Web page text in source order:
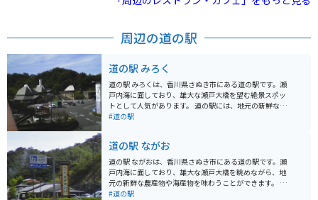
も魅力。バイクで訪れる場合は、県道沿いのワインディ
満喫しながら立ち寄るのに最適なグルメスポットです。
周辺の道の駅
道の駅 みろく
道の駅 みろくは、香川県さぬき市にある道の駅です。瀬
戸内海に面しており、雄大な瀬戸大橋を望む絶景スポッ
トとして人気があります。 道の駅には、地元の新鮮な野
菜や果物を販売する農産物直売所や、さぬきうどんをは
ンもあり、ドライブやツーリングの休憩スポットとして
最適です。 バイクで訪れる場合、道の駅には広々とした
駐車場が完備されているので安心です。瀬戸内海沿いの
道路は、景色が良く走りやすいので、ツーリングにもお
すすめです。 周辺には、四国八十八ヶ所霊場の第85番札
#道の駅
道の駅 ながお
道の駅 ながおは、香川県さぬき市にある道の駅です。瀬
戸内海に面しており、雄大な瀬戸大橋を眺めながら、地
元の新鮮な農産物や海産物を味わうことができます。 名
物は、なんといっても香川県産のブランド豚「オリーブ
#道の駅